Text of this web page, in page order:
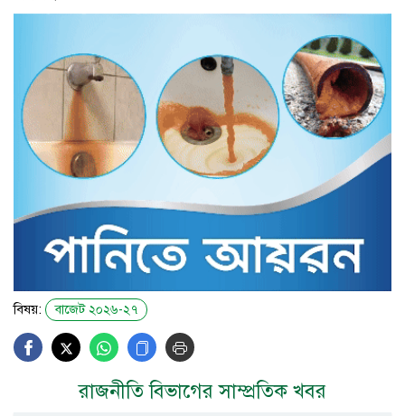
বিষয়: বাজেট ২০২৬-২৭
রাজনীতি বিভাগের সাম্প্রতিক খবর